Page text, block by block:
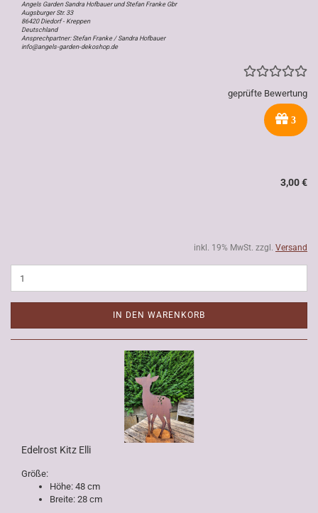
Angels Garden Sandra Hofbauer und Stefan Franke Gbr
Augsburger Str. 33
86420 Diedorf - Kreppen
Deutschland
Ansprechpartner: Stefan Franke / Sandra Hofbauer
info@angels-garden-dekoshop.de
geprüfte Bewertung
3
3,00 €
inkl. 19% MwSt. zzgl. Versand
IN DEN WARENKORB
Edelrost Kitz Elli
Größe:
Höhe: 48 cm
Breite: 28 cm